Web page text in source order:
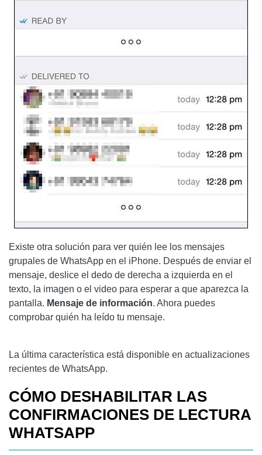
Existe otra solución para ver quién lee los mensajes
grupales de WhatsApp en el iPhone. Después de enviar el
mensaje, deslice el dedo de derecha a izquierda en el
texto, la imagen o el video para esperar a que aparezca la
pantalla. Mensaje de información. Ahora puedes
comprobar quién ha leído tu mensaje.
La última característica está disponible en actualizaciones
recientes de WhatsApp.
CÓMO DESHABILITAR LAS
CONFIRMACIONES DE LECTURA
WHATSAPP